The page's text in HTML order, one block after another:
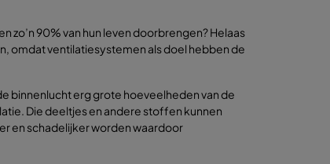
zo’n 90% van hun leven doorbrengen? Helaas
omdat ventilatiesystemen als doel hebben de
binnenlucht erg grote hoeveelheden van de
Die deeltjes en andere stoffen kunnen
en schadelijker worden waardoor